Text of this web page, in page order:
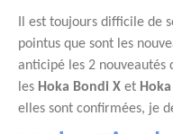
Il est toujours difficile de
pointus que sont les
anticipé les 2 nouveautés
les Hoka Bondi X et
elles sont confirmées, je